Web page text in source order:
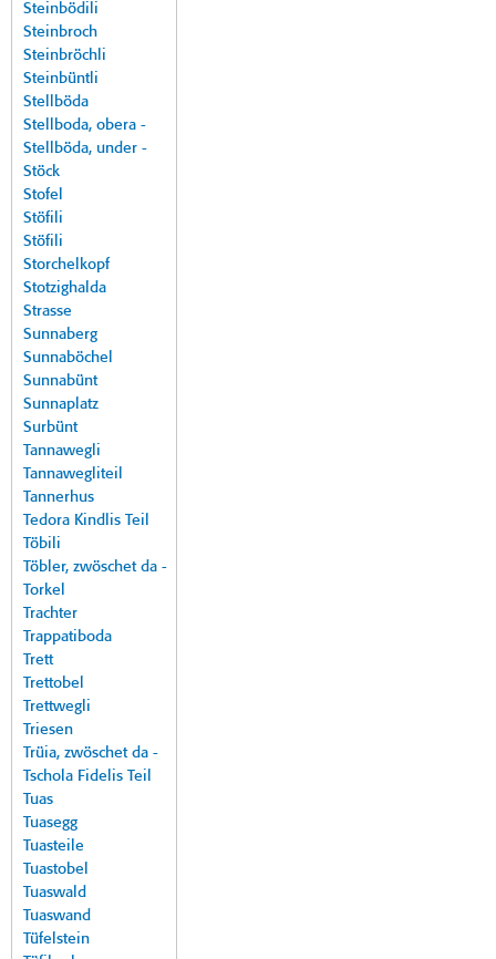
Steinbödili
Steinbroch
Steinbröchli
Steinbüntli
Stellböda
Stellboda, obera -
Stellböda, under -
Stöck
Stofel
Stöfili
Stöfili
Storchelkopf
Stotzighalda
Strasse
Sunnaberg
Sunnaböchel
Sunnabünt
Sunnaplatz
Surbünt
Tannawegli
Tannawegliteil
Tannerhus
Tedora Kindlis Teil
Töbili
Töbler, zwöschet da -
Torkel
Trachter
Trappatiboda
Trett
Trettobel
Trettwegli
Triesen
Trüia, zwöschet da -
Tschola Fidelis Teil
Tuas
Tuasegg
Tuasteile
Tuastobel
Tuaswald
Tuaswand
Tüfelstein